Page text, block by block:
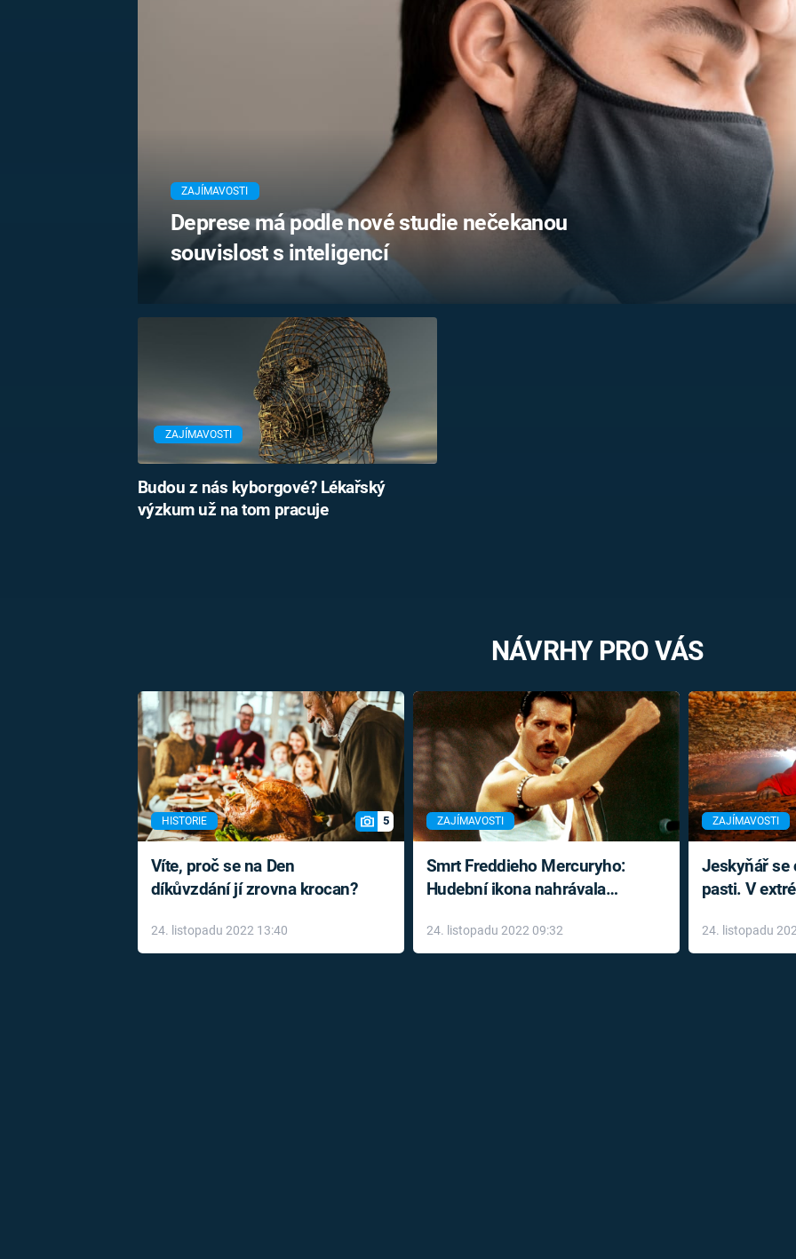
UFO A
MIMOZEMŠŤANÉ
UTAJENÉ PŘÍBĚHY
ČESKÝCH DĚJIN
ALTERNATIVNÍ
HISTORIE
FILMY
REALITA
HORORY
REALITA
OPTICKÉ
KLAMY
ZAJÍMAVOSTI
Deprese má podle nové studie nečekanou
souvislost s inteligencí
ZAJÍMAVOSTI
Budou z nás kyborgové? Lékařský
výzkum už na tom pracuje
NÁVRHY PRO VÁS
HISTORIE 5
Víte, proč se na Den
díkůvzdání jí zrovna krocan?
24. listopadu 2022 13:40
ZAJÍMAVOSTI
Smrt Freddieho Mercuryho:
Hudební ikona nahrávala
léky
24. listopadu 2022 09:32
ZAJÍMAVOSTI
Jeskyňář se
pasti. V
24. listopadu